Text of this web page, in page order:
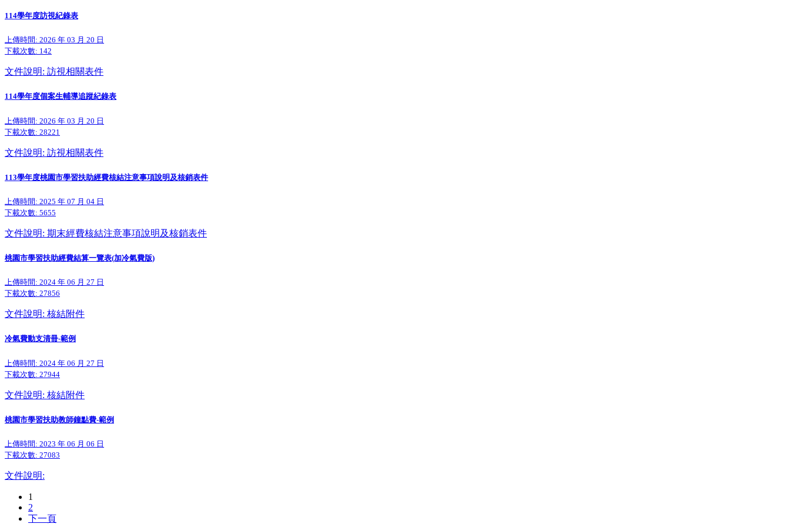
114學年度訪視紀錄表
上傳時間: 2026 年 03 月 20 日
下載次數: 142
文件說明: 訪視相關表件
114學年度個案生輔導追蹤紀錄表
上傳時間: 2026 年 03 月 20 日
下載次數: 28221
文件說明: 訪視相關表件
113學年度桃園市學習扶助經費核結注意事項說明及核銷表件
上傳時間: 2025 年 07 月 04 日
下載次數: 5655
文件說明: 期末經費核結注意事項說明及核銷表件
桃園市學習扶助經費結算一覽表(加冷氣費版)
上傳時間: 2024 年 06 月 27 日
下載次數: 27856
文件說明: 核結附件
冷氣費動支清冊-範例
上傳時間: 2024 年 06 月 27 日
下載次數: 27944
文件說明: 核結附件
桃園市學習扶助教師鐘點費-範例
上傳時間: 2023 年 06 月 06 日
下載次數: 27083
文件說明:
1
2
下一頁